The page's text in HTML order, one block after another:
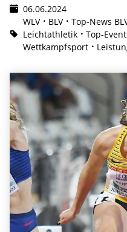
06.06.2024
WLV
BLV Top-News
Leichtathletik
Top-
Wettkampfsport